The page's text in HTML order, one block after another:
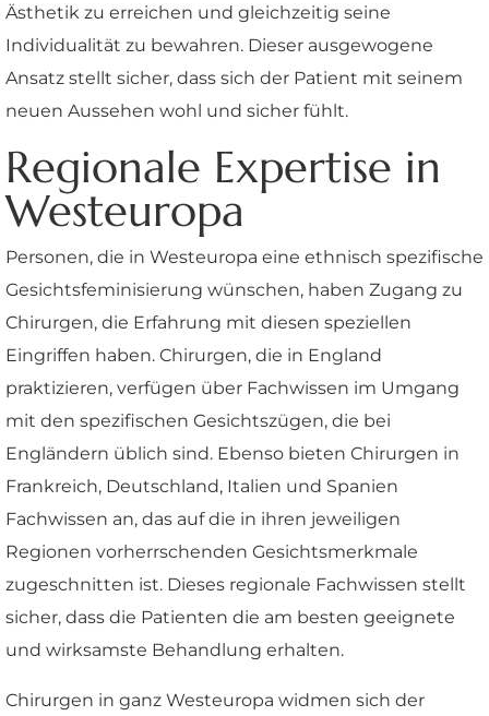
Ästhetik zu erreichen und gleichzeitig seine
Individualität zu bewahren. Dieser ausgewogene
Ansatz stellt sicher, dass sich der Patient mit seinem
neuen Aussehen wohl und sicher fühlt.
Regionale Expertise in
Westeuropa
Personen, die in Westeuropa eine ethnisch spezifische
Gesichtsfeminisierung wünschen, haben Zugang zu
Chirurgen, die Erfahrung mit diesen speziellen
Eingriffen haben. Chirurgen, die in England
praktizieren, verfügen über Fachwissen im Umgang
mit den spezifischen Gesichtszügen, die bei
Engländern üblich sind. Ebenso bieten Chirurgen in
Frankreich, Deutschland, Italien und Spanien
Fachwissen an, das auf die in ihren jeweiligen
Regionen vorherrschenden Gesichtsmerkmale
zugeschnitten ist. Dieses regionale Fachwissen stellt
sicher, dass die Patienten die am besten geeignete
und wirksamste Behandlung erhalten.
Chirurgen in ganz Westeuropa widmen sich der